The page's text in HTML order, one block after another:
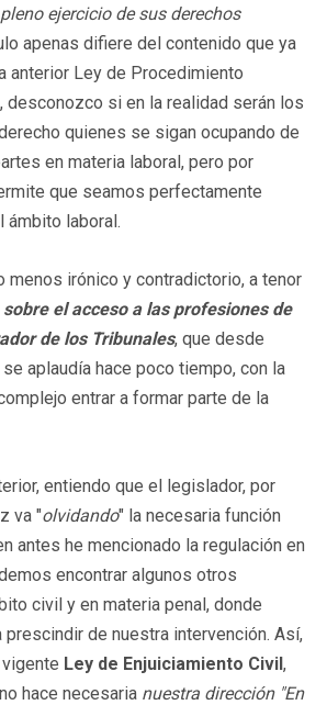
ejercicio de sus derechos
apenas difiere del contenido que ya
anterior Ley de Procedimiento
desconozco si en la realidad serán los
quienes se sigan ocupando de
en materia laboral, pero por
que seamos perfectamente
laboral.
menos irónico y contradictorio, a tenor
sobre el acceso a las profesiones de
de los Tribunales, que desde
aplaudía hace poco tiempo, con la
entrar a formar parte de la
entiendo que el legislador, por
va "olvidando" la necesaria función
antes he mencionado la regulación en
encontrar algunos otros
civil y en materia penal, donde
de nuestra intervención. Así,
Ley de Enjuiciamiento Civil,
hace necesaria nuestra dirección "En